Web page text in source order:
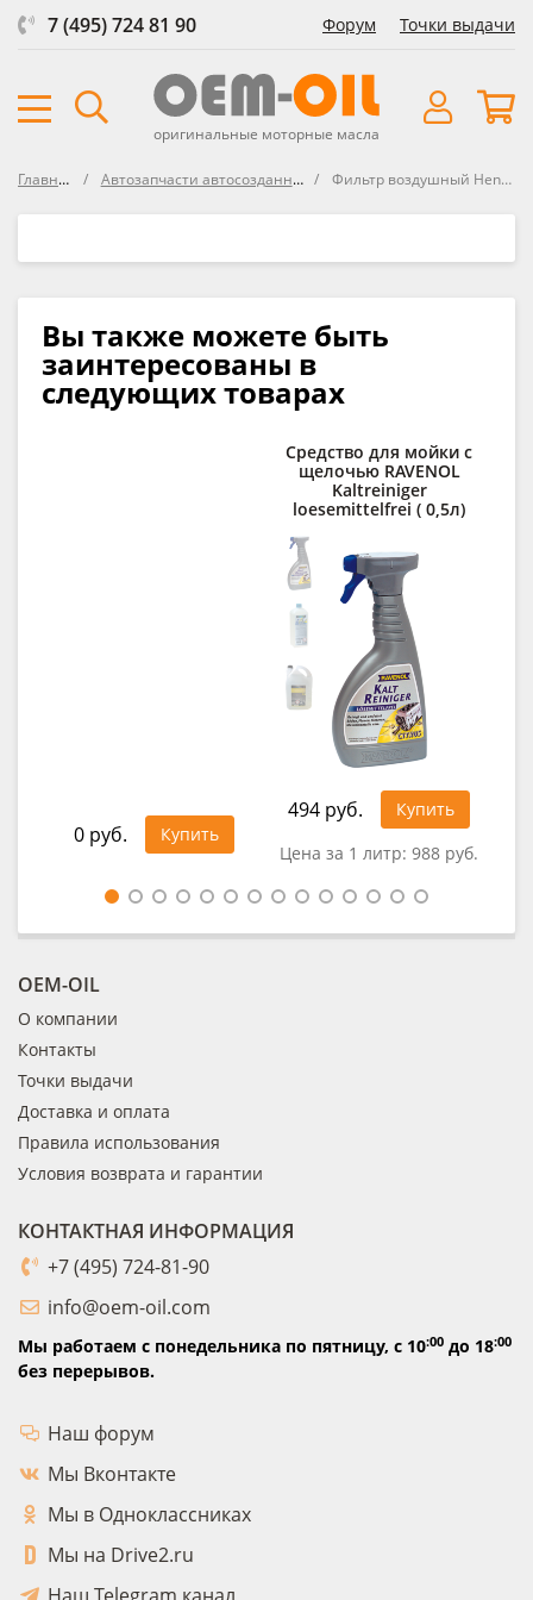
7 (495) 724 81 90 Форум Точки выдачи
оригинальные моторные масла
Главная Автозапчасти автосозданные Фильтр воздушный Hengst
Вы также можете быть
заинтересованы в
следующих товарах
0 руб. Купить
Средство для мойки с
щелочью RAVENOL
Kaltreiniger
loesemittelfrei ( 0,5л)
494 руб.
Купить
Цена за 1 литр: 988 руб.
OEM-OIL
О компании
Контакты
Точки выдачи
Доставка и оплата
Правила использования
Условия возврата и гарантии
КОНТАКТНАЯ ИНФОРМАЦИЯ
+7 (495) 724-81-90
info@oem-oil.com
Мы работаем с понедельника по пятницу, с 10:00 до 18:00
без перерывов.
Наш форум
Мы Вконтакте
Мы в Одноклассниках
Мы на Drive2.ru